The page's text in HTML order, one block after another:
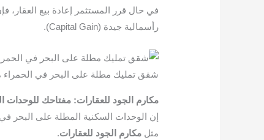
في حال قرر المستثمر إعادة بيع
رأسمالية جيدة (Capital Gain).
شقق تمليك مطلة على البحر في الحمراء
مكارم الجود للعقارات: مفتاحك للوحدات
إن الوحدات السكنية المطلة على البحر
مثلمكارم الجود للعقارات.